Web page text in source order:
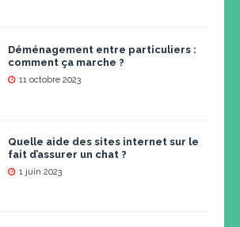
Déménagement entre particuliers :
comment ça marche ?
11 octobre 2023
Quelle aide des sites internet sur le
fait d’assurer un chat ?
1 juin 2023